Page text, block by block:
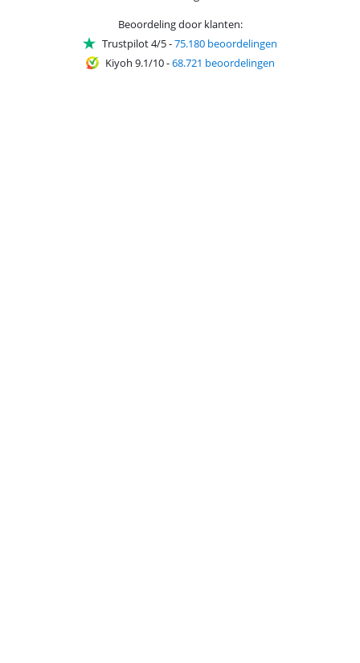
Beoordeling door klanten:
Trustpilot 4/5-75.180 beoordelingen
Kiyoh 9.1/10-68.721 beoordelingen